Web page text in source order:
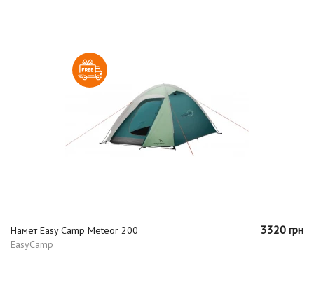
Намет Easy Camp Meteor 200
EasyCamp
3320 грн